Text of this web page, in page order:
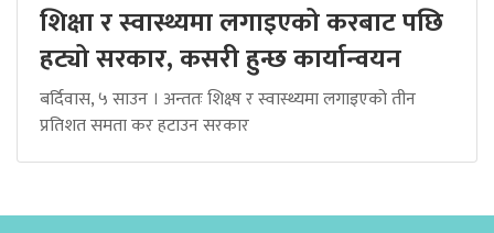
शिक्षा र स्वास्थ्यमा लगाइएको करबाट पछि
हट्यो सरकार, कसरी हुन्छ कार्यान्वयन
बर्दिवास, ५ साउन । अन्ततः शिक्ष्ष र स्वास्थ्यमा लगाइएको तीन
प्रतिशत समता कर हटाउन सरकार